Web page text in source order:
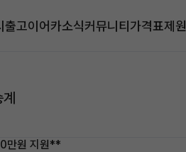
출고이어카소식커뮤니티가격표제원
만원 지원**